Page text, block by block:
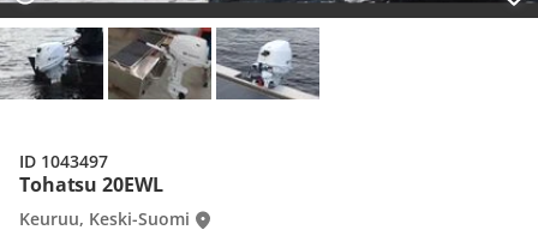
Tohatsu 20EWL
Keuruu, Keski-Suomi
ID 1043497